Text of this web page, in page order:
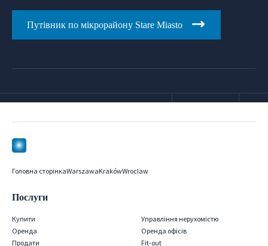
Путівник по мікрорайону Stare Miasto
Головна сторінкаWarszawaKrakówWroclaw
Послуги
Купити
Оренда
Продати
Управління нерухомістю
Оренда офісів
Fit-out